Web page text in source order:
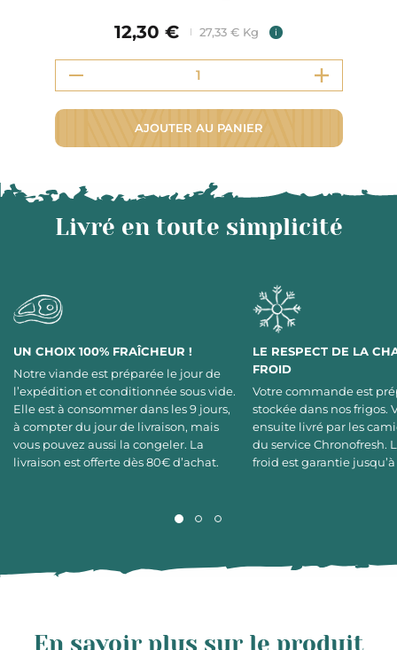
12,30 € 27,33 € Kg i
AJOUTER AU PANIER
Livré en toute simplicité
UN CHOIX 100% FRAÎCHEUR !
Notre viande est préparée le jour de
l’expédition et conditionnée sous vide.
Elle est à consommer dans les 9 jours,
à compter du jour de livraison, mais
vous pouvez aussi la congeler. La
livraison est offerte dès 80€ d’achat.
LE RESPECT DE LA
FROID
Votre commande est
stockée dans nos frigos.
ensuite livré par les
du service Chronofresh.
froid est garantie
En savoir plus sur le produit